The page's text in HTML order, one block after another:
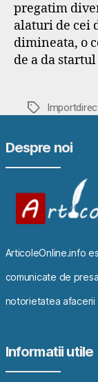
pregatim
alaturi de cei
dimineata, o
de a da
Etichete
Despre noi
ArticoleOnline.info
comunicate de
notorietatea afacerii
Informatii utile